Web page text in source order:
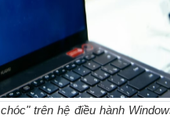
trên hệ điều hành